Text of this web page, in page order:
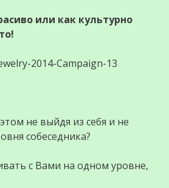
или как культурно
не выйдя из себя и не
собеседника?
с Вами на одном уровне,